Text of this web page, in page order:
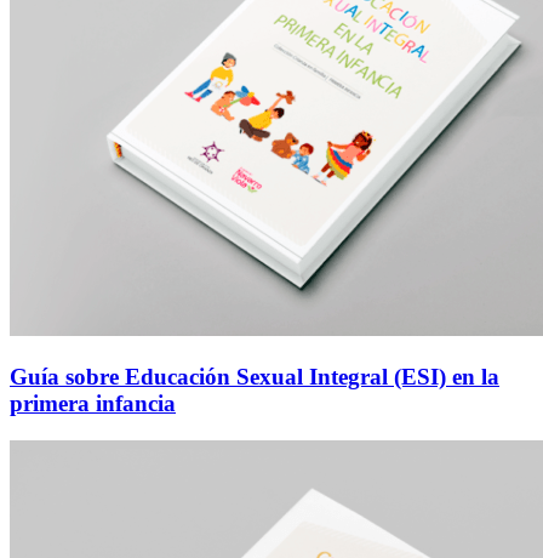
Guía sobre Educación Sexual Integral (ESI) en la
primera infancia